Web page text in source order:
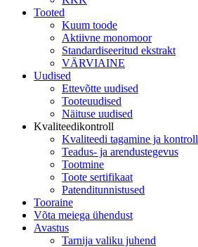
Tooted
Kuum toode
Aktiivne monomoor
Standardiseeritud ekstrakt
VÄRVIAINE
Uudised
Ettevõtte uudised
Tooteuudised
Näituse uudised
Kvaliteedikontroll
Kvaliteedi tagamine ja kontroll
Teadus- ja arendustegevus
Tootmine
Toote sertifikaat
Patenditunnistused
Tooraine
Võta meiega ühendust
Avastus
Tarnija valiku juhend